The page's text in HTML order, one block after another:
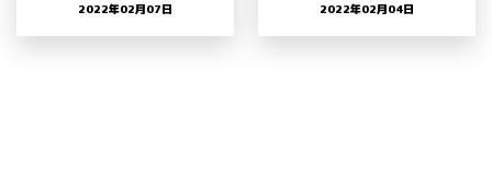
2022年02月07日
2022年02月04日